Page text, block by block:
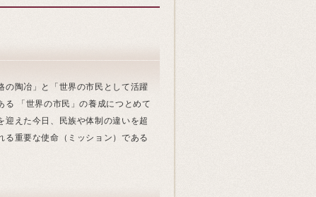
の陶冶」と「世界の市民として活躍
る 「世界の市民」の養成につとめて
迎えた今日、民族や体制の違いを超
る重要な使命（ミッション）である